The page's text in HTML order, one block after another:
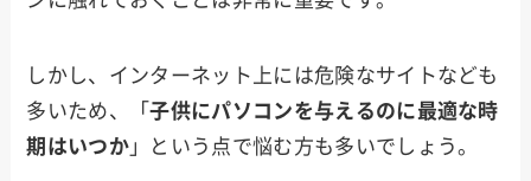
しかし、インターネット上には危険なサイトなども
多いため、「子供にパソコンを与えるのに最適な時
期はいつか 」という点で悩む方も多いでしょう。